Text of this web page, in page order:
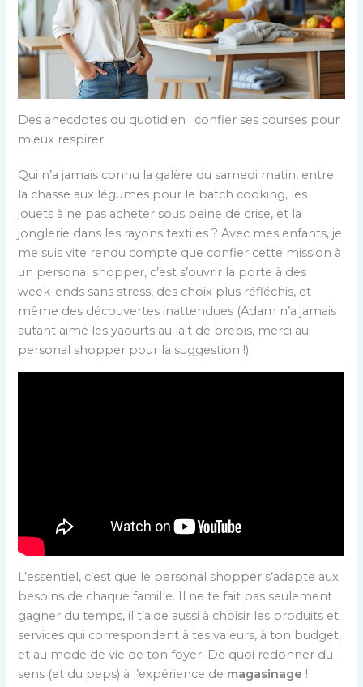
Des anecdotes du quotidien : confier ses courses pour
mieux respirer
Qui n’a jamais connu la galère du samedi matin, entre
la chasse aux légumes pour le batch cooking, les
jouets à ne pas acheter sous peine de crise, et la
jonglerie dans les rayons textiles ? Avec mes enfants, je
me suis vite rendu compte que confier cette mission à
un personal shopper, c’est s’ouvrir la porte à des
week-ends sans stress, des choix plus réfléchis, et
même des découvertes inattendues (Adam n’a jamais
autant aimé les yaourts au lait de brebis, merci au
personal shopper pour la suggestion !).
L’essentiel, c’est que le personal shopper s’adapte aux
besoins de chaque famille. Il ne te fait pas seulement
gagner du temps, il t’aide aussi à choisir les produits et
services qui correspondent à tes valeurs, à ton budget,
et au mode de vie de ton foyer. De quoi redonner du
sens (et du peps) à l’expérience de magasinage !